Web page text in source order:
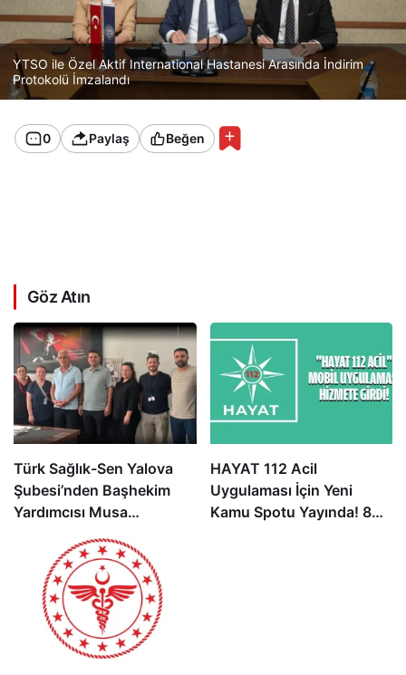
YTSO ile Özel Aktif International Hastanesi Arasında İndirim
Protokolü İmzalandı
0 Paylaş Beğen
Göz Atın
Türk Sağlık-Sen Yalova
Şubesi’nden Başhekim
Yardımcısı Musa
Karabulut’a Hayırlı Olsun
Ziyareti
HAYAT 112 Acil
Uygulaması İçin Yeni
Kamu Spotu Yayında! 800